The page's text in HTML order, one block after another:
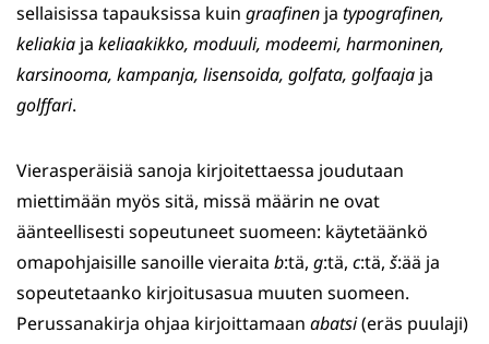
sellaisissa tapauksissa kuin graafinen ja typografinen,
keliakia ja keliaakikko, moduuli, modeemi, harmoninen,
karsinooma, kampanja, lisensoida, golfata, golfaaja ja
golffari.
Vierasperäisiä sanoja kirjoitettaessa joudutaan
miettimään myös sitä, missä määrin ne ovat
äänteellisesti sopeutuneet suomeen: käytetäänkö
omapohjaisille sanoille vieraita b:tä, g:tä, c:tä, š:ää ja
sopeutetaanko kirjoitusasua muuten suomeen.
Perussanakirja ohjaa kirjoittamaan abatsi(eräs puulaji)